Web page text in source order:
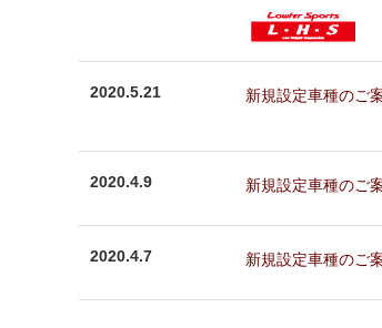
2020.5.21 新規設定車種のご
2020.4.9 新規設定車種のご
2020.4.7 新規設定車種のご